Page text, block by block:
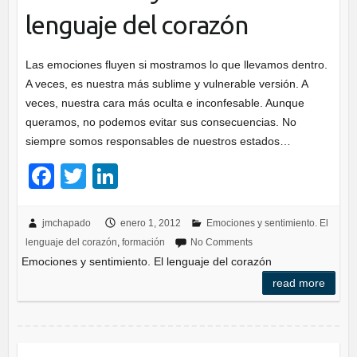
lenguaje del corazón
Las emociones fluyen si mostramos lo que llevamos dentro.
A veces, es nuestra más sublime y vulnerable versión. A
veces, nuestra cara más oculta e inconfesable. Aunque
queramos, no podemos evitar sus consecuencias. No
siempre somos responsables de nuestros estados…
F
c
e
o
T
tt
er
k
e
n
jmchapado enero 1, 2012
Emociones y sentimiento. El
lenguaje del corazón, formación No Comments
Emociones y sentimiento. El lenguaje del corazón
read more